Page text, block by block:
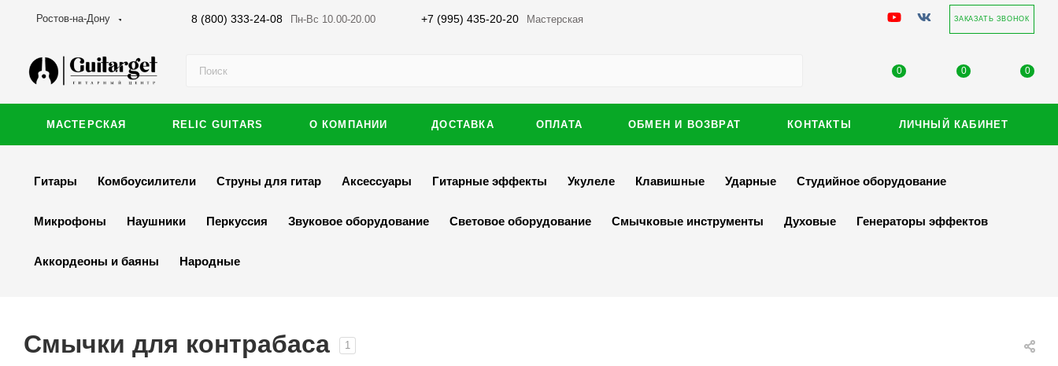
Ростов-на-Дону 8 (800) 333-24-08 Пн-Вс 10.00-20.00 +7 (995) 435-20-20 Мастерская ЗАКАЗАТЬ ЗВОНОК
0 0 0
МАСТЕРСКАЯ RELIC GUITARS О КОМПАНИИ ДОСТАВКА ОПЛАТА ОБМЕН И ВОЗВРАТ КОНТАКТЫ ЛИЧНЫЙ КАБИНЕТ
Гитары Комбоусилители Струны для гитар Аксессуары Гитарные эффекты Укулеле Клавишные Ударные Студийное оборудование
Микрофоны Наушники Перкуссия Звуковое оборудование Световое оборудование Смычковые инструменты Духовые Генераторы эффектов
Аккордеоны и баяны Народные
Смычки для контрабаса 1